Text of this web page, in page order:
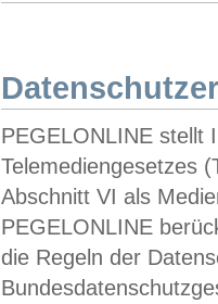
PEGELONLINE stellt
Telemediengesetzes
Abschnitt VI als
PEGELONLINE
die Regeln der